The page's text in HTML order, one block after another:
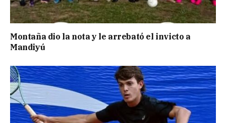
Montaña dio la nota y le arrebató el invicto a
Mandiyú